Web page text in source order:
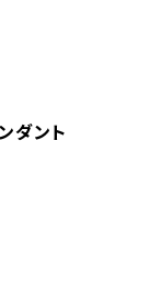
ダント